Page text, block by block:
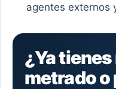
agentes externos
¿Ya
metrado o